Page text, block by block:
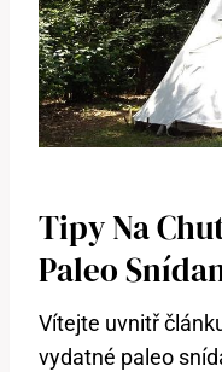
Tipy Na
Paleo
Vítejte uvnitř
vydatné paleo